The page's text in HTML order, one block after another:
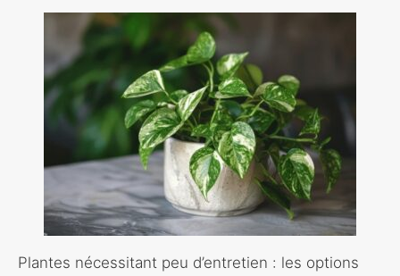
Plantes nécessitant peu d’entretien : les options